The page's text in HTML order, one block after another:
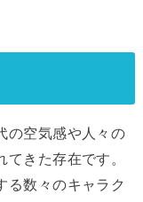
の空気感や人々の
きた存在です。
る数々のキャラク